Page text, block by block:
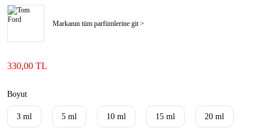
Markanın tüm parfümlerine git >
330,00 TL
Boyut
3 ml 5 ml 10 ml 15 ml 20 ml